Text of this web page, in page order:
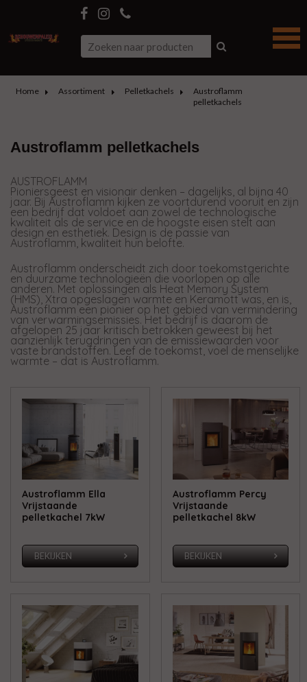
Home Assortiment Pelletkachels
Austroflamm
pelletkachels
Austroflamm pelletkachels
AUSTROFLAMM
Pioniersgeest en visionair denken – dagelijks, al bijna 40
jaar. Bij Austroflamm kijken ze voortdurend vooruit en zijn
een bedrijf dat voldoet aan zowel de technologische
kwaliteit als de service en de hoogste eisen stelt aan
design en esthetiek. Design is de passie van
Austroflamm, kwaliteit hun belofte.
Austroflamm onderscheidt zich door toekomstgerichte
en duurzame technologieën die voorlopen op alle
anderen. Met oplossingen als Heat Memory System
(HMS), Xtra opgeslagen warmte en Keramott was, en is,
Austroflamm een ​​pionier op het gebied van vermindering
van verwarmingsemissies. Het bedrijf is daarom de
afgelopen 25 jaar kritisch betrokken geweest bij het
aanzienlijk terugdringen van de emissiewaarden voor
vaste brandstoffen. Leef de toekomst, voel de menselijke
warmte – dat is Austroflamm.
Austroflamm Ella
Vrijstaande
pelletkachel 7kW
BEKIJKEN
Austroflamm Percy
Vrijstaande
pelletkachel 8kW
BEKIJKEN